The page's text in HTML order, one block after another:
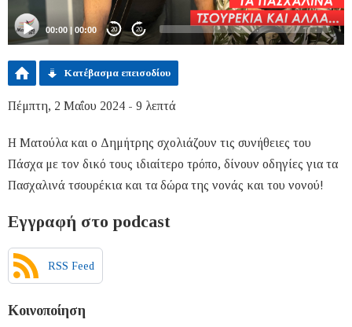
00:00 | 00:00 20 20
Κατέβασμα επεισοδίου
Πέμπτη, 2 Μαΐου 2024 - 9 λεπτά
Η Ματούλα και ο Δημήτρης σχολιάζουν τις συνήθειες του
Πάσχα με τον δικό τους ιδιαίτερο τρόπο, δίνουν οδηγίες για τα
Πασχαλινά τσουρέκια και τα δώρα της νονάς και του νονού!
Εγγραφή στο podcast
RSS Feed
Κοινοποίηση